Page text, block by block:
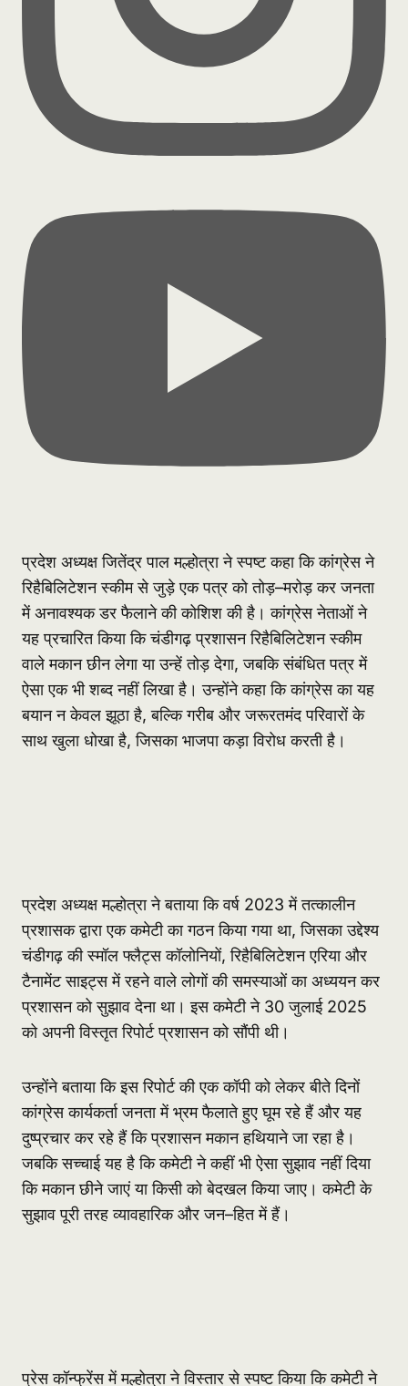
प्रदेश अध्यक्ष जितेंद्र पाल मल्होत्रा ने स्पष्ट कहा कि कांग्रेस ने
रिहैबिलिटेशन स्कीम से जुड़े एक पत्र को तोड़–मरोड़ कर जनता
में अनावश्यक डर फैलाने की कोशिश की है। कांग्रेस नेताओं ने
यह प्रचारित किया कि चंडीगढ़ प्रशासन रिहैबिलिटेशन स्कीम
वाले मकान छीन लेगा या उन्हें तोड़ देगा, जबकि संबंधित पत्र में
ऐसा एक भी शब्द नहीं लिखा है। उन्होंने कहा कि कांग्रेस का यह
बयान न केवल झूठा है, बल्कि गरीब और जरूरतमंद परिवारों के
साथ खुला धोखा है, जिसका भाजपा कड़ा विरोध करती है।
प्रदेश अध्यक्ष मल्होत्रा ने बताया कि वर्ष 2023 में तत्कालीन
प्रशासक द्वारा एक कमेटी का गठन किया गया था, जिसका उद्देश्य
चंडीगढ़ की स्मॉल फ्लैट्स कॉलोनियों, रिहैबिलिटेशन एरिया और
टैनामेंट साइट्स में रहने वाले लोगों की समस्याओं का अध्ययन कर
प्रशासन को सुझाव देना था। इस कमेटी ने 30 जुलाई 2025
को अपनी विस्तृत रिपोर्ट प्रशासन को सौंपी थी।
उन्होंने बताया कि इस रिपोर्ट की एक कॉपी को लेकर बीते दिनों
कांग्रेस कार्यकर्ता जनता में भ्रम फैलाते हुए घूम रहे हैं और यह
दुष्प्रचार कर रहे हैं कि प्रशासन मकान हथियाने जा रहा है।
जबकि सच्चाई यह है कि कमेटी ने कहीं भी ऐसा सुझाव नहीं दिया
कि मकान छीने जाएं या किसी को बेदखल किया जाए। कमेटी के
सुझाव पूरी तरह व्यावहारिक और जन–हित में हैं।
प्रेस कॉन्फ्रेंस में मल्होत्रा ने विस्तार से स्पष्ट किया कि कमेटी ने